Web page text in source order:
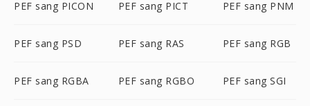
PEF sang PICON PEF sang PICT PEF sang PNM
PEF sang PSD PEF sang RAS PEF sang RGB
PEF sang RGBA PEF sang RGBO PEF sang SGI